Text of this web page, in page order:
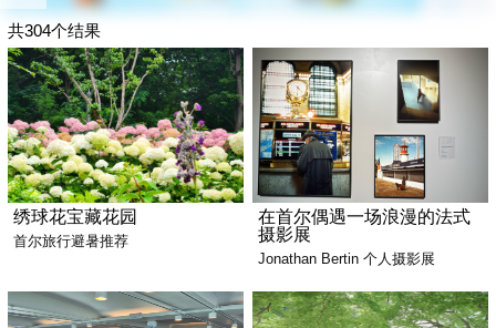
共304个结果
绣球花宝藏花园
首尔旅行避暑推荐
在首尔偶遇一场浪漫的法式
摄影展
Jonathan Bertin 个人摄影展